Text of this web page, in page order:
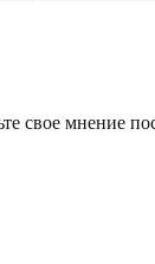
свое мнение